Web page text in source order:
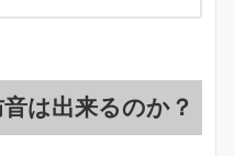
は出来るのか？